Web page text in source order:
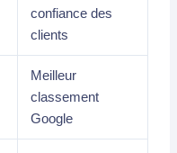
confiance des
clients
Meilleur
classement
Google